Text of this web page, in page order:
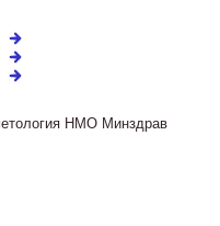
НМО Минздрав